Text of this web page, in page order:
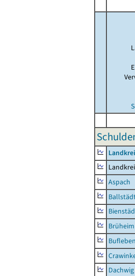
Aspach
Brüheim
Dachwig